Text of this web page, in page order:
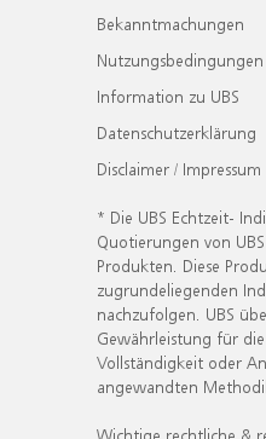
Bekanntmachungen
Nutzungsbedingungen
Information zu UBS
Datenschutzerklärung
Disclaimer / Impressum
* Die UBS Echtzeit-
Quotierungen von
Produkten. Diese
zugrundeliegenden
nachzufolgen. UBS
Gewährleistung für
Vollständigkeit oder
angewandten